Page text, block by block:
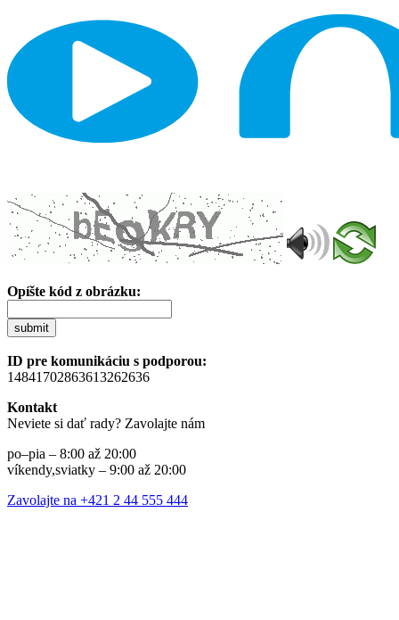
Opíšte kód z obrázku:
submit
ID pre komunikáciu s podporou:
14841702863613262636
Kontakt
Neviete si dať rady? Zavolajte nám
po–pia – 8:00 až 20:00
víkendy,sviatky – 9:00 až 20:00
Zavolajte na +421 2 44 555 444